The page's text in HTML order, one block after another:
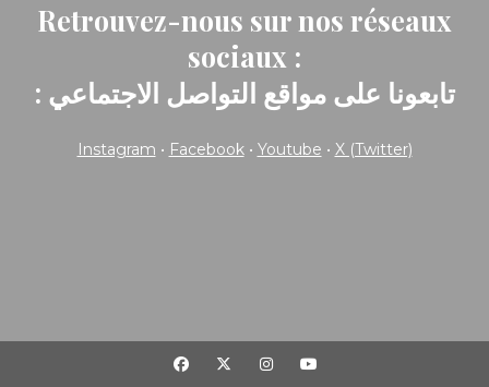
Retrouvez-nous sur nos réseaux
sociaux :
: تابعونا على مواقع التواصل الاجتماعي
Instagram • Facebook• Youtube • X (Twitter)